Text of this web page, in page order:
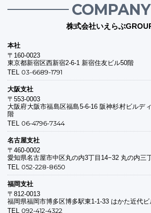
COMPANY
株式会社いえらぶ
本社
〒160-0023
東京都新宿区西新宿2-6-1 新宿住友ビル50階
TEL 03-6689-1791
大阪支社
〒553-0003
大阪府大阪市福島区福島5-6-16 阪神杉村ビルデ
階
TEL 06-4796-7344
名古屋支社
〒460-0002
愛知県名古屋市中区丸の内3丁目14−32 丸の内三
TEL 052-228-8650
福岡支社
〒812-0013
福岡県福岡市博多区博多駅東1-1-33 はかた近代ビ
TEL 092-412-4322